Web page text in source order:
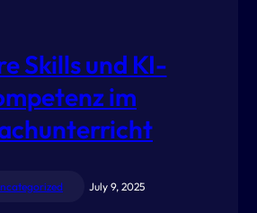
Skills und KI-
im
July 9, 2025